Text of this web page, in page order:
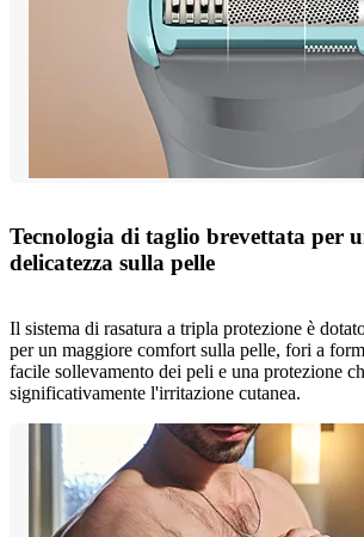
Tecnologia di taglio brevettata per
delicatezza sulla pelle
Il sistema di rasatura a tripla protezione è
per un maggiore comfort sulla pelle, fori a
facile sollevamento dei peli e una protezione
significativamente l'irritazione cutanea.